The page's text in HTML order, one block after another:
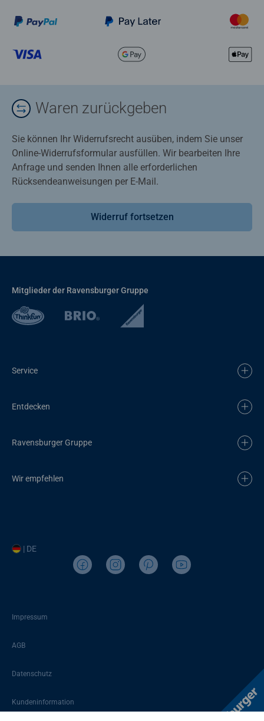
Waren zurückgeben
Sie können Ihr Widerrufsrecht ausüben, indem Sie unser
Online-Widerrufsformular ausfüllen. Wir bearbeiten Ihre
Anfrage und senden Ihnen alle erforderlichen
Rücksendeanweisungen per E-Mail.
Widerruf fortsetzen
Mitglieder der Ravensburger Gruppe
Service
Entdecken
Ravensburger Gruppe
Wir empfehlen
| DE
Impressum
AGB
Datenschutz
Kundeninformation